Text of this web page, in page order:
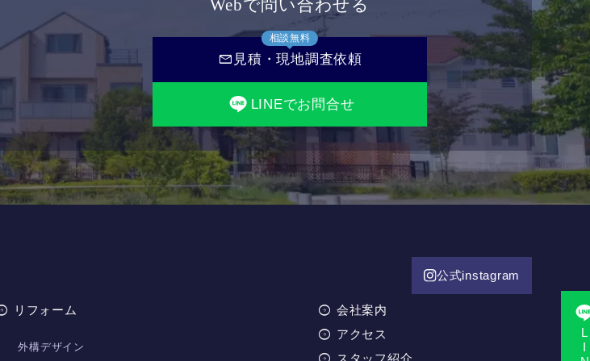
Webで問い合わせる
相談無料
mail 見積・現地調査依頼
LINEでお問合せ
公式instagram
リフォーム
外構デザイン
会社案内
アクセス
スタッフ紹介